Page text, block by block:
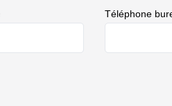
Téléphone